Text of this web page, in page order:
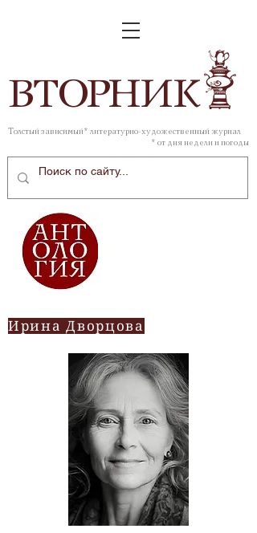
ВТОРНИК
Толстый зависимый* литературно-художественный журнал
* от дня недели и погоды
Ирина Дворцова